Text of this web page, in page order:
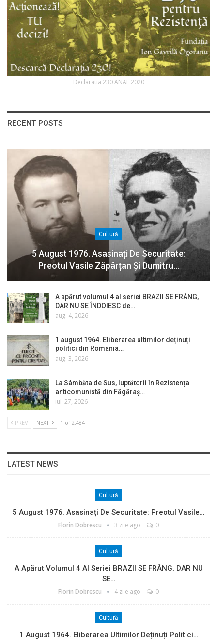
Declaratia 230 ANAF 2020
RECENT POSTS
Cultură
5 August 1976. Asasinați De Securitate:
Preotul Vasile Zăpârțan Și Dumitru…
A apărut volumul 4 al seriei BRAZII SE FRÂNG,
DAR NU SE ÎNDOIESC de…
aug. 4, 2026
1 august 1964. Eliberarea ultimilor deținuți
politici din România…
aug. 3, 2026
La Sâmbăta de Sus, luptătorii în Rezistența
anticomunistă din Făgăraș…
iul. 27, 2026
PREV NEXT 1 of 2.484
LATEST NEWS
Cultură
5 August 1976. Asasinați De Securitate: Preotul Vasile…
Florin Dobrescu 3 zile ago 0
Cultură
A Apărut Volumul 4 Al Seriei BRAZII SE FRÂNG, DAR NU
SE…
Florin Dobrescu 4 zile ago 0
Cultură
1 August 1964. Eliberarea Ultimilor Deținuți Politici…